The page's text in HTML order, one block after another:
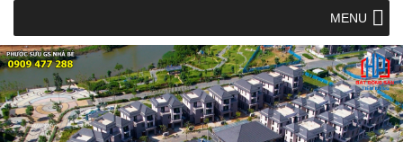
MENU